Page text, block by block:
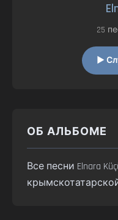
25
▶
ОБ АЛЬБОМЕ
Все песни Elnara